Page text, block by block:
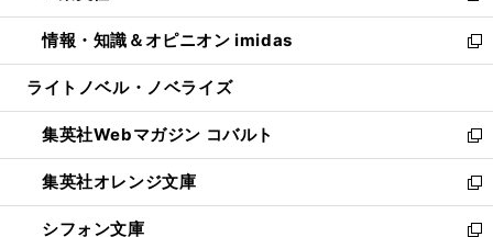
開
く
ウ
で
開
ン
ド
ウ
開
く
ウ
ィ
ン
ウ
で
開
く
し
い
ウ
ン
ド
ウ
で
開
く
情報・知識＆オピニオン imidas
新
し
ウ
ィ
ン
ド
ウ
で
ライトノベル・ノベライズ
集英社Webマガジン コバルト
新
し
い
ウ
ィ
集英社オレンジ文庫
新
し
い
シフォン文庫